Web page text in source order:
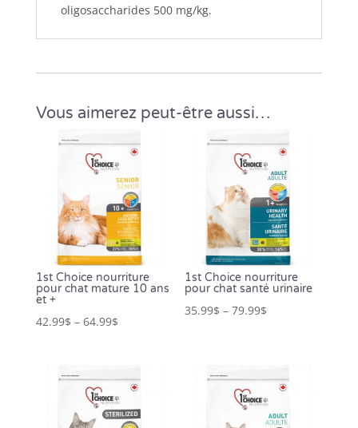
oligosaccharides 500 mg/kg.
Vous aimerez peut-être aussi…
1st Choice nourriture
pour chat mature 10 ans
et +
42.99$ – 64.99$
1st Choice nourriture
pour chat santé urinaire
35.99$ –79.99$